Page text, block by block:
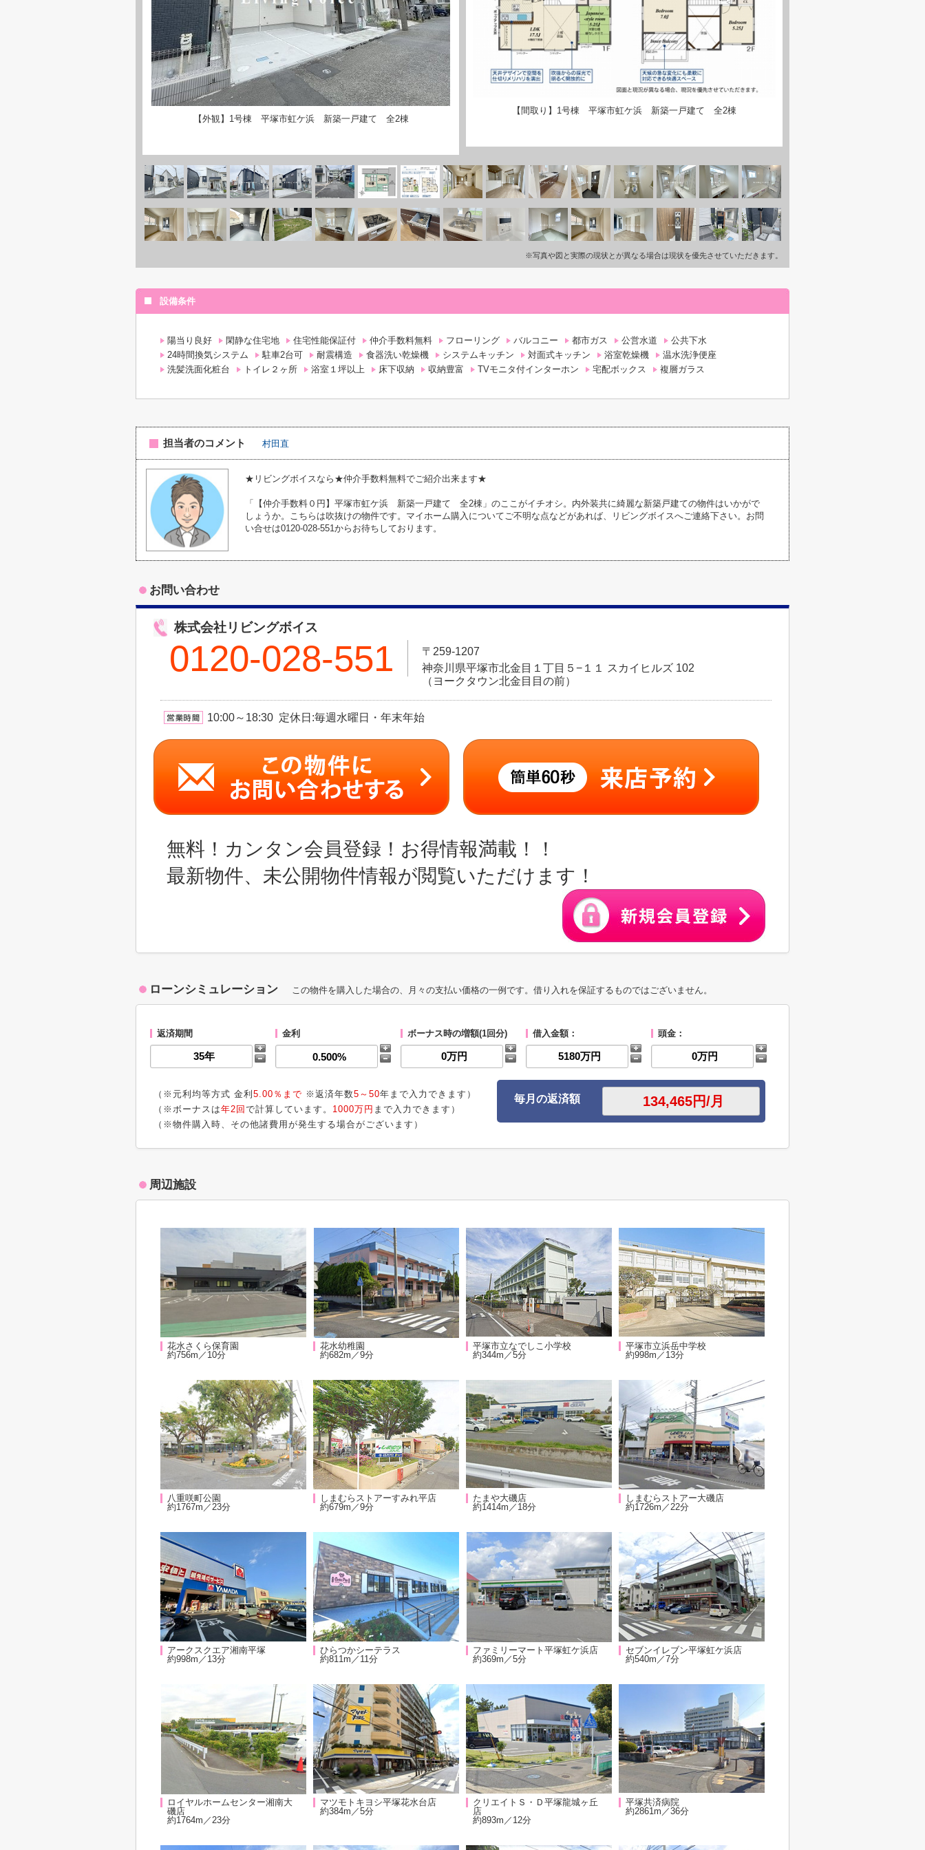
【外観】1号棟 平塚市虹ケ浜 新築一戸建て 全2棟
【間取り】1号棟 平塚市虹ケ浜 新築一戸建て 全2棟
※写真や図と実際の現状とが異なる場合は現状を優先させていただきます。
設備条件
陽当り良好 閑静な住宅地 住宅性能保証付 仲介手数料無料 フローリング バルコニー 都市ガス 公営水道
公共下水
24時間換気システム
駐車2台可 耐震構造 食器洗い乾燥機 システムキッチン 対面式キッチン 浴室乾燥機
温水洗浄便座
洗髪洗面化粧台
トイレ２ヶ所 浴室１坪以上 床下収納 収納豊富 TVモニタ付インターホン 宅配ボックス 複層ガラス
担当者のコメント 村田直
★リビングボイスなら★仲介手数料無料でご紹介出来ます★
「【仲介手数料０円】平塚市虹ケ浜 新築一戸建て 全2棟」のここがイチオシ。内外装共に綺麗な新築戸建ての物件はいかがで
しょうか。こちらは吹抜けの物件です。マイホーム購入についてご不明な点などがあれば、リビングボイスへご連絡下さい。お問
い合せは0120-028-551からお待ちしております。
お問い合わせ
株式会社リビングボイス
0120-028-551
〒259-1207
神奈川県平塚市北金目１丁目５−１１ スカイヒルズ 102
（ヨークタウン北金目目の前）
10:00～18:30 定休日:毎週水曜日・年末年始
無料！カンタン会員登録！お得情報満載！！
最新物件、未公開物件情報が閲覧いただけます！
ローンシミュレーション この物件を購入した場合の、月々の支払い価格の一例です。借り入れを保証するものではございません。
返済期間 金利 ボーナス時の増額(1回分) 借入金額： 頭金：
（※元利均等方式 金利 5.00％まで ※返済年数5～50年まで入力できます）
（※ボーナスは年2回 で計算しています。 1000万円 まで入力できます）
（※物件購入時、その他諸費用が発生する場合がございます）
毎月の返済額
周辺施設
花水さくら保育園
約756m／10分
花水幼稚園
約682m／9分
平塚市立なでしこ小学校
約344m／5分
平塚市立浜岳中学校
約998m／13分
八重咲町公園
約1767m／23分
しまむらストアーすみれ平店
約679m／9分
たまや大磯店
約1414m／18分
しまむらストアー大磯店
約1726m／22分
アークスクエア湘南平塚
約998m／13分
ひらつかシーテラス
約811m／11分
ファミリーマート平塚虹ケ浜店
約369m／5分
セブンイレブン平塚虹ケ浜店
約540m／7分
ロイヤルホームセンター湘南大
磯店
約1764m／23分
マツモトキヨシ平塚花水台店
約384m／5分
クリエイトＳ・Ｄ平塚龍城ヶ丘
店
約893m／12分
平塚共済病院
約2861m／36分